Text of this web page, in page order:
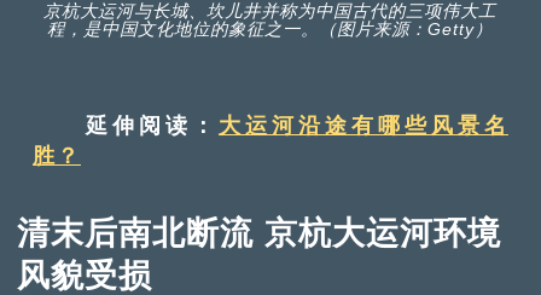
京杭大运河与长城、坎儿井并称为中国古代的三项伟大工
程，是中国文化地位的象征之一。（图片来源：Getty）
延伸阅读： 大运河沿途有哪些风景名
胜？
清末后南北断流 京杭大运河环境
风貌受损